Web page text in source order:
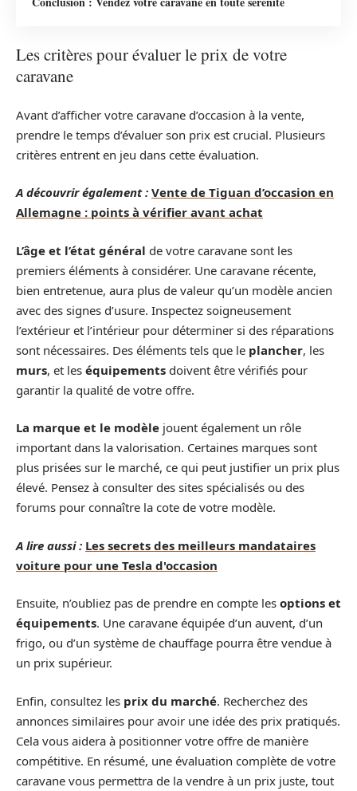
Les critères pour évaluer le prix de votre
caravane
Avant d’afficher votre caravane d’occasion à la vente,
prendre le temps d’évaluer son prix est crucial. Plusieurs
critères entrent en jeu dans cette évaluation.
A découvrir également : Vente de Tiguan d’occasion en
Allemagne : points à vérifier avant achat
L’âge et l’état général de votre caravane sont les
premiers éléments à considérer. Une caravane récente,
bien entretenue, aura plus de valeur qu’un modèle ancien
avec des signes d’usure. Inspectez soigneusement
l’extérieur et l’intérieur pour déterminer si des réparations
sont nécessaires. Des éléments tels que le plancher, les
murs, et les équipements doivent être vérifiés pour
garantir la qualité de votre offre.
La marque et le modèle jouent également un rôle
important dans la valorisation. Certaines marques sont
plus prisées sur le marché, ce qui peut justifier un prix plus
élevé. Pensez à consulter des sites spécialisés ou des
forums pour connaître la cote de votre modèle.
A lire aussi : Les secrets des meilleurs mandataires
voiture pour une Tesla d'occasion
Ensuite, n’oubliez pas de prendre en compte les options et
équipements. Une caravane équipée d’un auvent, d’un
frigo, ou d’un système de chauffage pourra être vendue à
un prix supérieur.
Enfin, consultez les prix du marché. Recherchez des
annonces similaires pour avoir une idée des prix pratiqués.
Cela vous aidera à positionner votre offre de manière
compétitive. En résumé, une évaluation complète de votre
caravane vous permettra de la vendre à un prix juste, tout